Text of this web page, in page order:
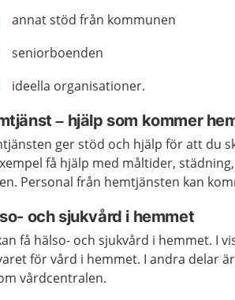
annat stöd från kommunen
seniorboenden
ideella organisationer.
– hjälp som kommer
ger stöd och hjälp för att du
få hjälp med måltider,
Personal från hemtjänsten kan
och sjukvård i hemmet
få hälso- och sjukvård i hemmet. I
för vård i hemmet. I andra delar
vårdcentralen.